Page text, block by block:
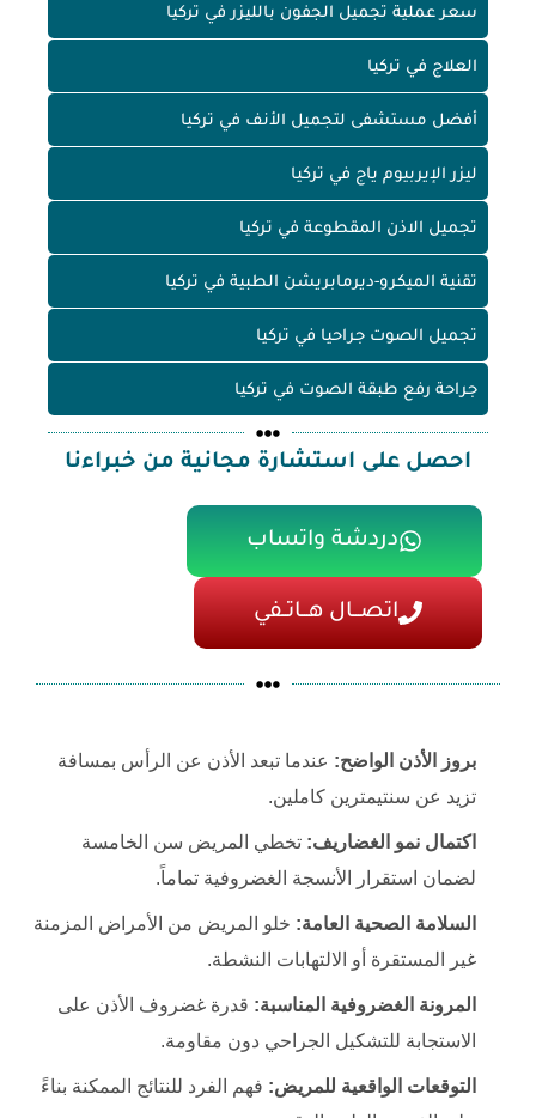
سعر عملية تجميل الجفون بالليزر في تركيا
العلاج في تركيا
أفضل مستشفى لتجميل الأنف في تركيا
ليزر الإيربيوم ياج في تركيا
تجميل الاذن المقطوعة في تركيا
تقنية الميكرو-ديرمابريشن الطبية في تركيا
تجميل الصوت جراحيا في تركيا
جراحة رفع طبقة الصوت في تركيا
احصل على استشارة مجانية من خبراءنا
دردشة واتساب
اتصـــال هـــاتــفي
بروز الأذن الواضح: عندما تبعد الأذن عن الرأس بمسافة
تزيد عن سنتيمترين كاملين.
اكتمال نمو الغضاريف: تخطي المريض سن الخامسة
لضمان استقرار الأنسجة الغضروفية تماماً.
السلامة الصحية العامة: خلو المريض من الأمراض المزمنة
غير المستقرة أو الالتهابات النشطة.
المرونة الغضروفية المناسبة: قدرة غضروف الأذن على
الاستجابة للتشكيل الجراحي دون مقاومة.
التوقعات الواقعية للمريض: فهم الفرد للنتائج الممكنة بناءً